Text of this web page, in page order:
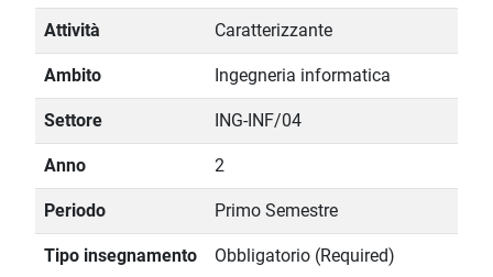
Attività Caratterizzante
Ambito Ingegneria informatica
Settore ING-INF/04
Anno 2
Periodo Primo Semestre
Tipo insegnamento Obbligatorio (Required)